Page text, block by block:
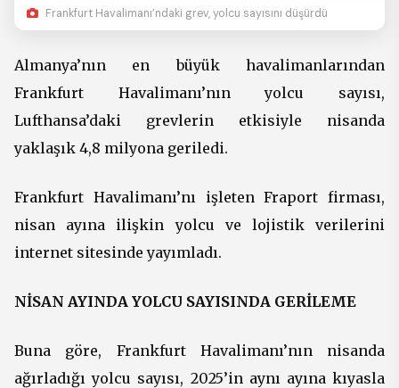
Frankfurt Havalimanı’ndaki grev, yolcu sayısını düşürdü
Almanya’nın en büyük havalimanlarından
Frankfurt Havalimanı’nın yolcu sayısı,
Lufthansa’daki grevlerin etkisiyle nisanda
yaklaşık 4,8 milyona geriledi.
Frankfurt Havalimanı’nı işleten Fraport firması,
nisan ayına ilişkin yolcu ve lojistik verilerini
internet sitesinde yayımladı.
NİSAN AYINDA YOLCU SAYISINDA GERİLEME
Buna göre, Frankfurt Havalimanı’nın nisanda
ağırladığı yolcu sayısı, 2025’in aynı ayına kıyasla